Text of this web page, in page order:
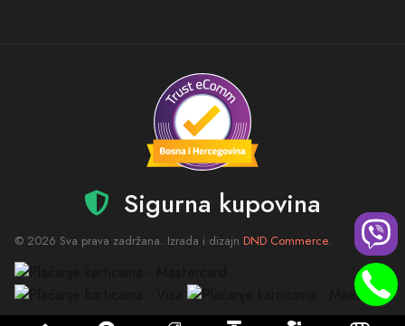
Sigurna kupovina
© 2026 Sva prava zadržana. Izrada i dizajn DND Commerce.